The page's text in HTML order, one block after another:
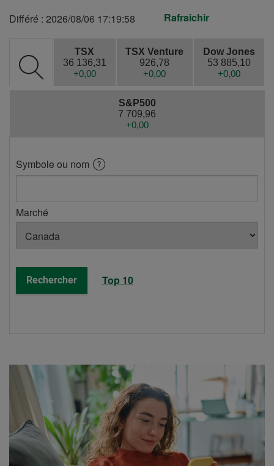
Différé : 2026/08/06 17:19:58 Rafraichir
Rechercher
une
TSX
36 136,31
En
+0,00
TSX Venture
926,78
En
+0,00
Dow Jones
53 885,10
En
+0,00
S&P500
7 709,96
En
+0,00
Symbole ou nom
Ouvrir
boite
nom
Marché
Rechercher Top 10